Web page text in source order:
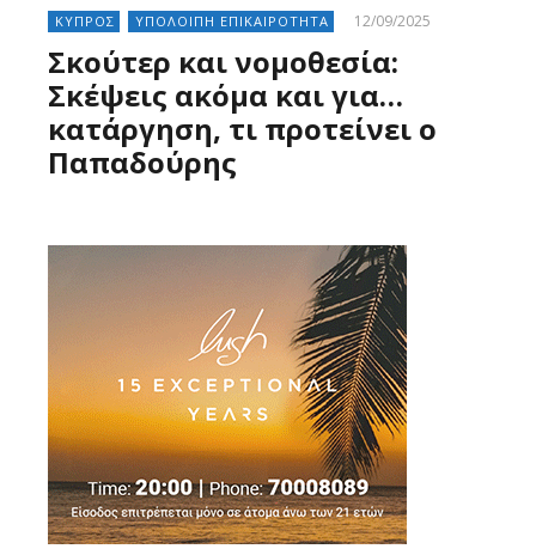
ΚΥΠΡΟΣ ΥΠΟΛΟΙΠΗ ΕΠΙΚΑΙΡΟΤΗΤΑ 12/09/2025
Σκούτερ και νομοθεσία:
Σκέψεις ακόμα και για…
κατάργηση, τι προτείνει ο
Παπαδούρης